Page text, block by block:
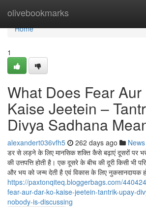
olivebookmarks
Home
Home
1
What Does Fear
Kaise Jeetein –
Divya Sadhana
alexandert036vfh5 262 days ago News
डर से लड़ने के लिए मानसिक शक्ति कैसे बढ़ाएं दूसरों पर
की उत्तपत्ति होती है। एक दूसरे के बीच की दूरी किसी भी
और भय को जन्म देती है एवं विकास के लिए नुकसानदायक
https://paxtonqiteq.bloggerbags.com/
fear-aur-dar-ko-kaise-jeetein-tantrik-upay-
nobody-is-discussing